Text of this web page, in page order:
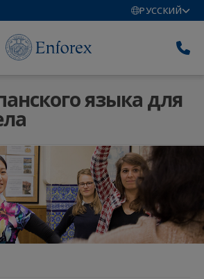
РУССКИЙ
языка для